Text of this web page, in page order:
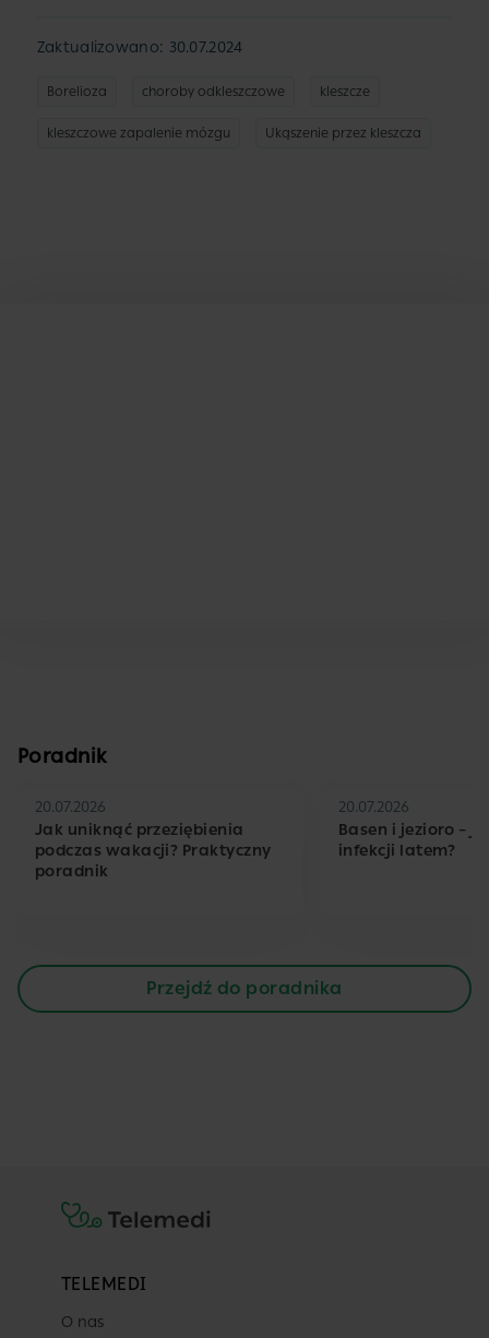
Zaktualizowano: 30.07.2024
Borelioza choroby odkleszczowe kleszcze
kleszczowe zapalenie mózgu Ukąszenie przez kleszcza
Poradnik
20.07.2026
Jak uniknąć przeziębienia
podczas wakacji? Praktyczny
poradnik
20.07.2026
Basen i jezioro –
infekcji latem?
Przejdź do poradnika
TELEMEDI
O nas